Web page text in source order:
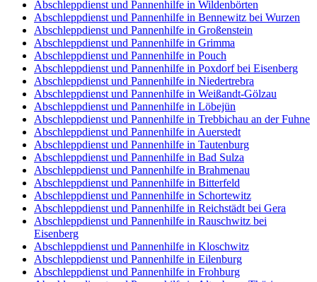
Abschleppdienst und Pannenhilfe in Wildenbörten
Abschleppdienst und Pannenhilfe in Bennewitz bei Wurzen
Abschleppdienst und Pannenhilfe in Großenstein
Abschleppdienst und Pannenhilfe in Grimma
Abschleppdienst und Pannenhilfe in Pouch
Abschleppdienst und Pannenhilfe in Poxdorf bei Eisenberg
Abschleppdienst und Pannenhilfe in Niedertrebra
Abschleppdienst und Pannenhilfe in Weißandt-Gölzau
Abschleppdienst und Pannenhilfe in Löbejün
Abschleppdienst und Pannenhilfe in Trebbichau an der Fuhne
Abschleppdienst und Pannenhilfe in Auerstedt
Abschleppdienst und Pannenhilfe in Tautenburg
Abschleppdienst und Pannenhilfe in Bad Sulza
Abschleppdienst und Pannenhilfe in Brahmenau
Abschleppdienst und Pannenhilfe in Bitterfeld
Abschleppdienst und Pannenhilfe in Schortewitz
Abschleppdienst und Pannenhilfe in Reichstädt bei Gera
Abschleppdienst und Pannenhilfe in Rauschwitz bei
Eisenberg
Abschleppdienst und Pannenhilfe in Kloschwitz
Abschleppdienst und Pannenhilfe in Eilenburg
Abschleppdienst und Pannenhilfe in Frohburg